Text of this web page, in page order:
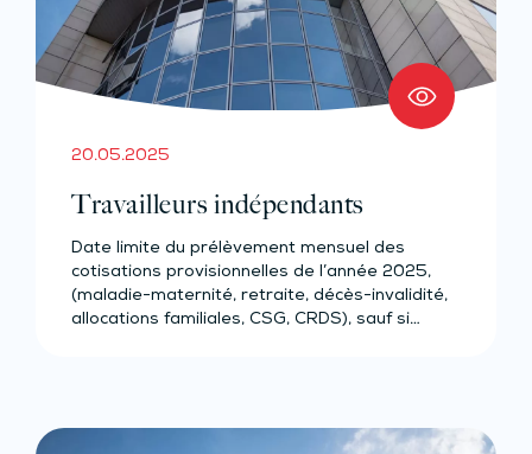
20.05.2025
Travailleurs indépendants
Date limite du prélèvement mensuel des
cotisations provisionnelles de l’année 2025,
(maladie-maternité, retraite, décès-invalidité,
allocations familiales, CSG, CRDS), sauf si…